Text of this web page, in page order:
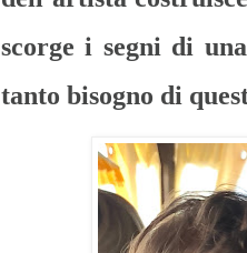
scorge i segni di
tanto bisogno di